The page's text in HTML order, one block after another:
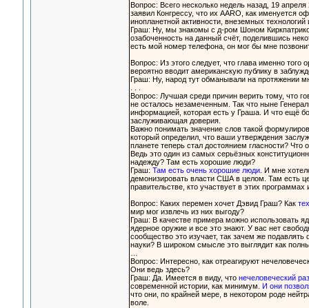
Вопрос: Всего несколько недель назад, 19
заявил Конгрессу, что их AARO, как именуется
инопланетной активности, внеземных
Граш: Ну, мы знакомы с д-ром Шоном
озабоченность на данный счёт, поделившись
есть мой номер телефона, он мог бы мне
Вопрос: Из этого следует, что глава именно
вероятно вводит американскую публику в
Граш: Ну, народ тут обманывали на протяжении
Вопрос: Лучшая среди причин верить тому, что
не осталось незамеченным. Так что ныне
информацией, которая есть у Граша. И что ещё
заслуживающая доверия.
Важно понимать значение слов такой
который определил, что ваши утверждения
планете теперь стал достоянием гласности? Что
Ведь это один из самых серьёзных
надежду? Там есть хорошие люди?
Граш: Там есть очень хорошие люди.
И мне
демонизировать власти США в целом. Там есть
правительстве, кто участвует в этих
Вопрос: Каких перемен хочет Дэвид Граш? Как
мир мог извлечь из них выгоду?
Граш: В качестве примера можно использовать
ядерное оружие и все это знают. У вас нет
сообщество это изучает, так зачем же
науки? В широком смысле это выглядит как
Вопрос: Интересно, как отреагируют
Они ведь здесь?
Граш: Да. Имеется в виду, что нечеловеческий
современной истории, как минимум.
И они
что они, по крайней мере, в некотором роде
воле.